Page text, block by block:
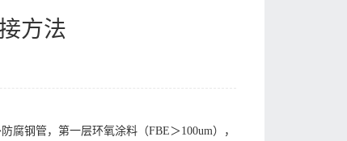
方法
腐钢管，第一层环氧涂料（FBE＞100um），